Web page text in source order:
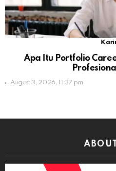
Apa Itu Portfolio
August 3, 2026, 11:37 pm